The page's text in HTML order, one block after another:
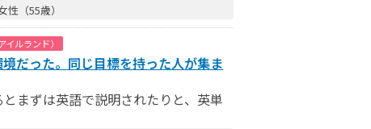
性（55歳）
ルランド）
だった。同じ目標を持った人が集ま
まずは英語で説明されたりと、英単